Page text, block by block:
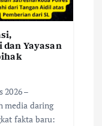
Yayasan
2026 –
media daring
fakta baru: